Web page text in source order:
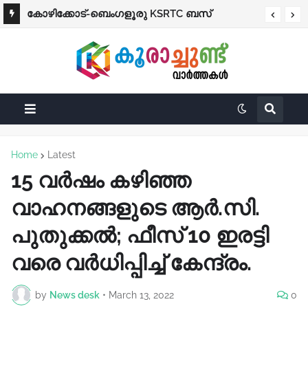
കോഴിക്കോട്-ബെംഗളൂരു KSRTC ബസ്
ഡ്രൈവർക്കും കണ്ടക്ടർക്കും ദാരുണാന്ത്യം
പ്രൊഫഷണൽ കോളെജുകൾ ഒഴികെ
Home Latest
15 വർഷം കഴിഞ്ഞ
വാഹനങ്ങളുടെ ആർ.സി.
പുതുക്കൽ; ഫീസ് 10 ഇരട്ടി
വരെ വർധിപ്പിച്ച് കേന്ദ്രം.
by News desk • March 13, 2022 0